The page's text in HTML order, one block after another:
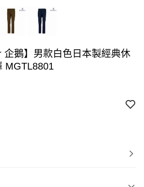
企鵝】男款白色日本製經典休
MGTL8801